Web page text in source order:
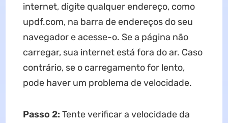
internet, digite qualquer endereço, como
updf.com, na barra de endereços do seu
navegador e acesse-o. Se a página não
carregar, sua internet está fora do ar. Caso
contrário, se o carregamento for lento,
pode haver um problema de velocidade.
Passo 2: Tente verificar a velocidade da